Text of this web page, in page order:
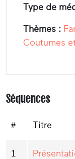
Type de
Thèmes :
Coutumes
Séquences
# Titre
1